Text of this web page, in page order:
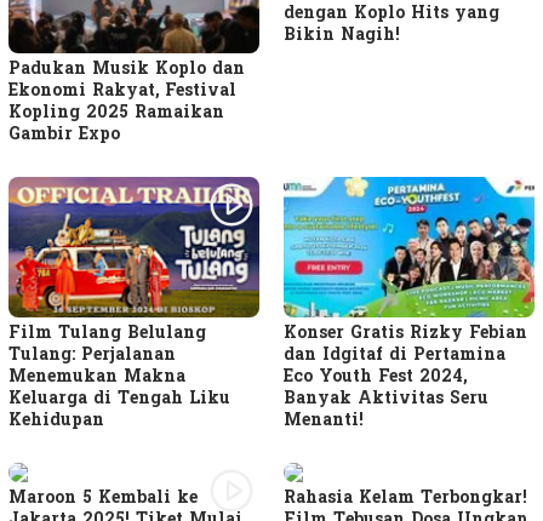
Padukan Musik Koplo dan
Ekonomi Rakyat, Festival
Kopling 2025 Ramaikan
Gambir Expo
dengan Koplo Hits yang
Bikin Nagih!
Film Tulang Belulang
Tulang: Perjalanan
Menemukan Makna
Keluarga di Tengah Liku
Kehidupan
Konser Gratis Rizky Febian
dan Idgitaf di Pertamina
Eco Youth Fest 2024,
Banyak Aktivitas Seru
Menanti!
Maroon 5 Kembali ke
Rahasia Kelam Terbongkar!